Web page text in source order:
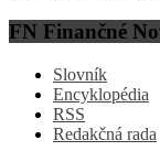
FN Finančné
Slovník
Encyklopédia
RSS
Redakčná rada